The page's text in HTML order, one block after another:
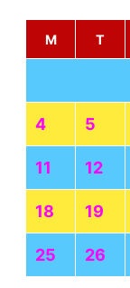
M
T
4 5
11 12
18 19
25 26